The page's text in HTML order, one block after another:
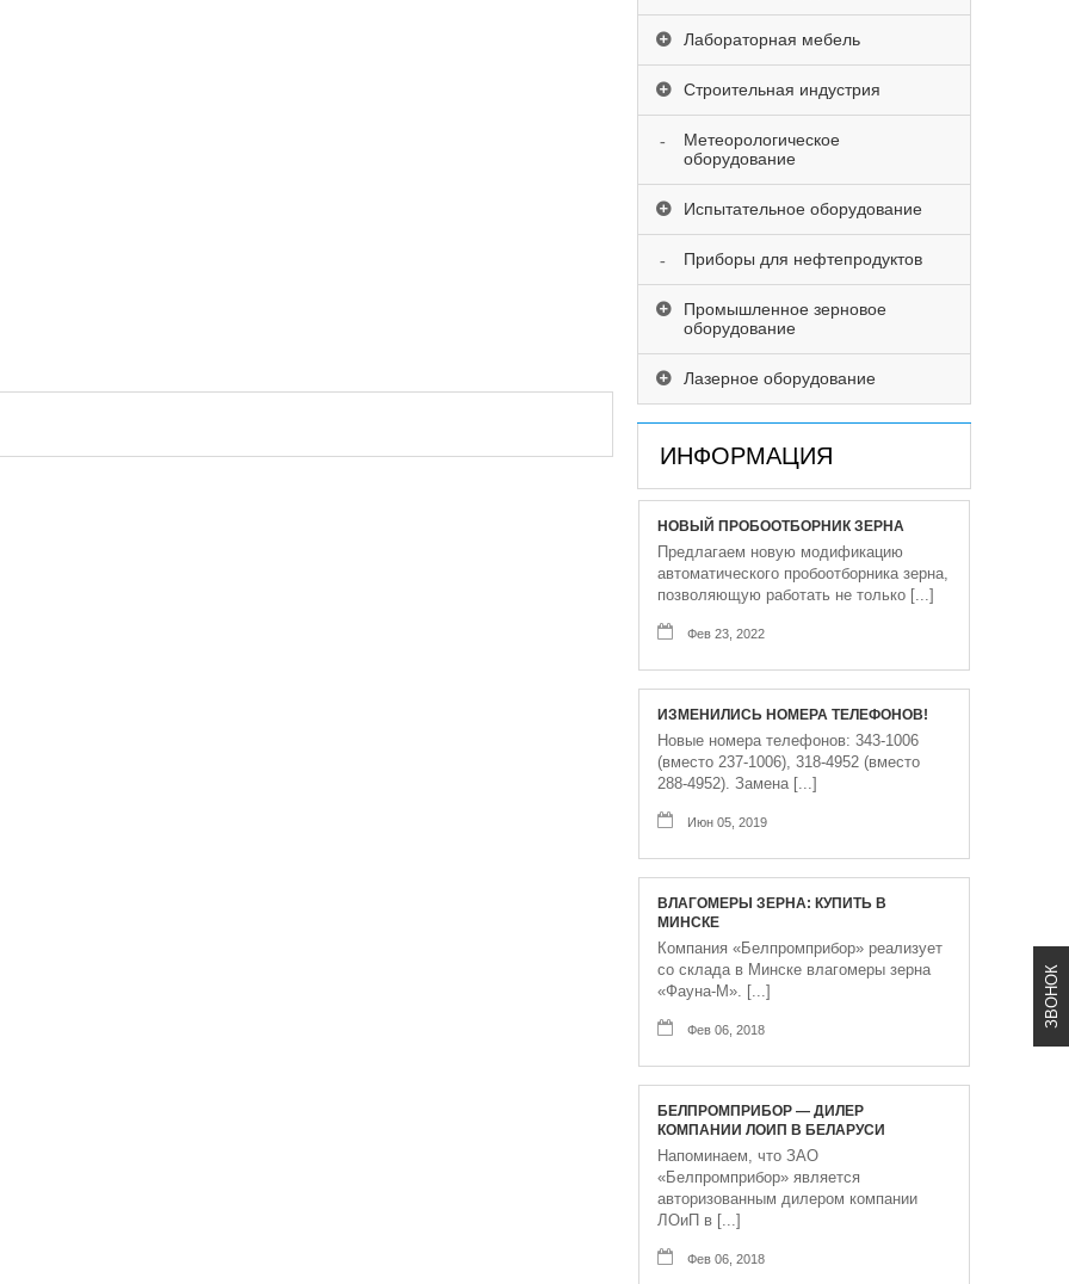
Лабораторная мебель
Строительная индустрия
Метеорологическое
оборудование
Испытательное оборудование
Приборы для нефтепродуктов
Промышленное зерновое
оборудование
Лазерное оборудование
ИНФОРМАЦИЯ
НОВЫЙ ПРОБООТБОРНИК ЗЕРНА
Предлагаем новую модификацию
автоматического пробоотборника зерна,
позволяющую работать не только [...]
Фев 23, 2022
ИЗМЕНИЛИСЬ НОМЕРА ТЕЛЕФОНОВ!
Новые номера телефонов: 343-1006
(вместо 237-1006), 318-4952 (вместо
288-4952). Замена [...]
Июн 05, 2019
ВЛАГОМЕРЫ ЗЕРНА: КУПИТЬ В
МИНСКЕ
Компания «Белпромприбор» реализует
со склада в Минске влагомеры зерна
«Фауна-М». [...]
Фев 06, 2018
БЕЛПРОМПРИБОР — ДИЛЕР
КОМПАНИИ ЛОИП В БЕЛАРУСИ
Напоминаем, что ЗАО
«Белпромприбор» является
авторизованным дилером компании
ЛОиП в [...]
Фев 06, 2018
ЗВОНОК